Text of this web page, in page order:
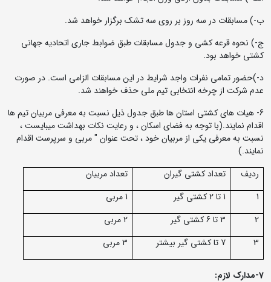
ب-) مسابقات در سه روز بر روی سه تشک برگزار خواهد شد.
ج-) نحوه قرعه کشی و جدول مسابقات طبق ضوابط جاری اتحادیه جهانی
کشتی خواهد بود.
د-)حضور تمامی نفرات واجد شرایط در این مسابقات الزامی است. در صورت
عدم شرکت از چرخه انتخابی تیم ملی حذف خواهند شد.
6- هیات های کشتی استان ها طبق جدول ذیل نسبت به معرفی مربیان تیم ها
اقدام نمایند.(با توجه به فضای اسکان ، و رعایت نکات بهداشت میبایست ،
نسبت به معرفی یکی از مربیان خود ، تحت عنوان " مربی و سرپرست اقدام
نمایند.)
ردیف
تعداد کشتی گیران
تعداد مربیان
1
1 تا 2 کشتی گیر
1 مربی
2
3 تا 6 کشتی گیر
2 مربی
3
7 تا کشتی گیر بیشتر 3 مربی
7-مدارک لازم: